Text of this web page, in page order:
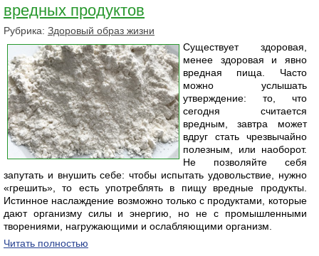
вредных продуктов
Рубрика: Здоровый образ жизни
Существует здоровая,
менее здоровая и явно
вредная пища. Часто
можно услышать
утверждение: то, что
сегодня считается
вредным, завтра может
вдруг стать чрезвычайно
полезным, или наоборот.
Не позволяйте себя
запутать и внушить себе: чтобы испытать удовольствие, нужно
«грешить», то есть употреблять в пищу вредные продукты.
Истинное наслаждение возможно только с продуктами, которые
дают организму силы и энергию, но не с промышленными
творениями, нагружающими и ослабляющими организм.
Читать полностью